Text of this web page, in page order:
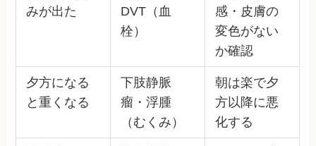
みが出た
DVT（血
栓）
感・皮膚の
変色がない
か確認
夕方になる
と重くなる
下肢静脈
瘤・浮腫
（むくみ）
朝は楽で夕
方以降に悪
化する